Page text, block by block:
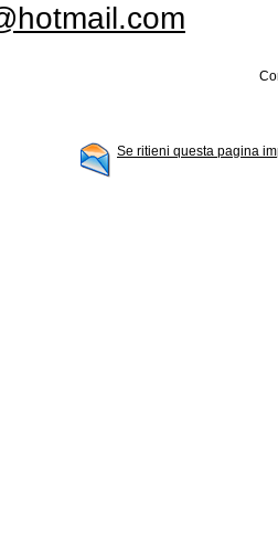
Se ritieni questa pagina